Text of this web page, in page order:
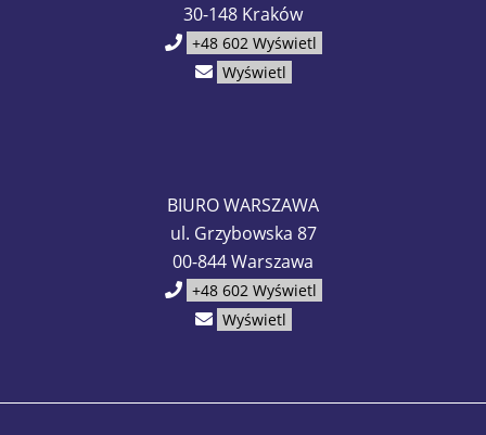
30-148 Kraków
+48 602 Wyświetl
Wyświetl
BIURO WARSZAWA
ul. Grzybowska 87
00-844 Warszawa
+48 602 Wyświetl
Wyświetl